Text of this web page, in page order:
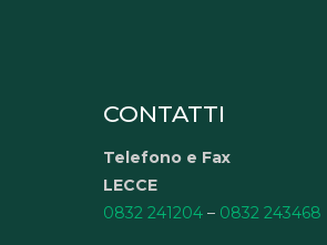
CONTATTI
Telefono e Fax
LECCE
0832 241204 – 0832 243468